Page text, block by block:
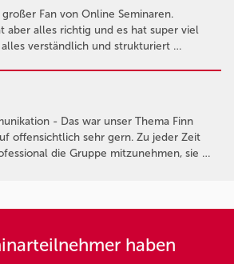
Fan von Online Seminaren.
aber alles richtig und es hat super viel
alles verständlich und strukturiert …
- Das war unser Thema Finn
offensichtlich sehr gern. Zu jeder Zeit
die Gruppe mitzunehmen, sie …
haben